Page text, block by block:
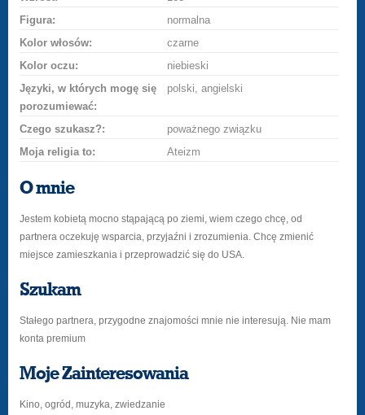
Figura:
normalna
Kolor włosów:
czarne
Kolor oczu:
niebieski
Języki, w których mogę się
porozumiewać:
polski, angielski
Czego szukasz?:
poważnego związku
Moja religia to:
Ateizm
O mnie
Jestem kobietą mocno stąpającą po ziemi, wiem czego chcę, od
partnera oczekuję wsparcia, przyjaźni i zrozumienia. Chcę zmienić
miejsce zamieszkania i przeprowadzić się do USA.
Szukam
Stałego partnera, przygodne znajomości mnie nie interesują. Nie mam
konta premium
Moje Zainteresowania
Kino, ogród, muzyka, zwiedzanie